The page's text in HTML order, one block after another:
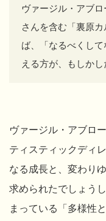
ヴァージル・アブロ
さんを含む「裏原
ば、「なるべくし
える方が、もしかし
ヴァージル・アブロー
ティスティックディ
なる成長と、変わり
求められたでしょう
まっている「多様性